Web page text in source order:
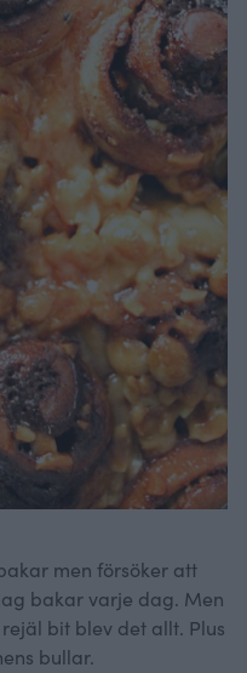
men försöker att
bakar varje dag. Men
bit blev det allt. Plus
bullar.